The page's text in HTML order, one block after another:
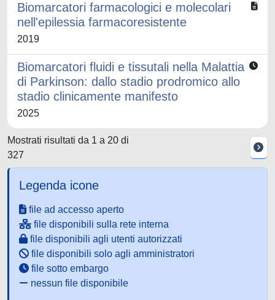
Biomarcatori farmacologici e molecolari
nell'epilessia farmacoresistente
2019
Biomarcatori fluidi e tissutali nella Malattia
di Parkinson: dallo stadio prodromico allo
stadio clinicamente manifesto
2025
Mostrati risultati da 1 a 20 di
327
Legenda icone
file ad accesso aperto
file disponibili sulla rete interna
file disponibili agli utenti autorizzati
file disponibili solo agli amministratori
file sotto embargo
nessun file disponibile